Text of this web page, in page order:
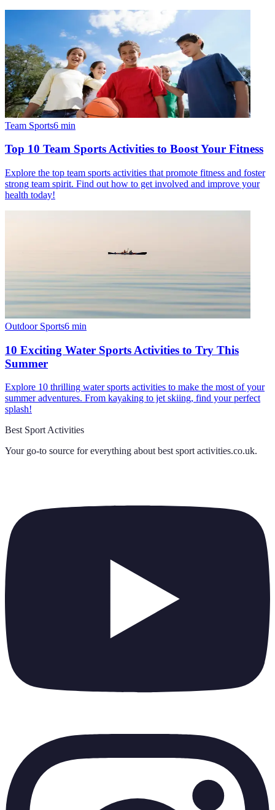
Team Sports6 min
Top 10 Team Sports Activities to Boost Your Fitness
Explore the top team sports activities that promote fitness and foster
strong team spirit. Find out how to get involved and improve your
health today!
Outdoor Sports6 min
10 Exciting Water Sports Activities to Try This
Summer
Explore 10 thrilling water sports activities to make the most of your
summer adventures. From kayaking to jet skiing, find your perfect
splash!
Best Sport Activities
Your go-to source for everything about best sport activities.co.uk.